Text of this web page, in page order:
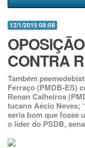
12/1/2015 08:08
CONTRA
Também
Ferraço (PMDB-ES)
Renan Calheiros
tucano Aécio Neves;
seria bom que fosse
o líder do PSDB,